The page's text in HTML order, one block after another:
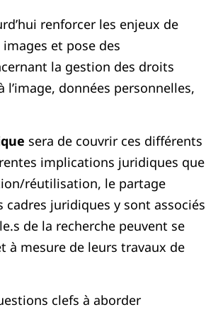
renforcer les enjeux de
et pose des
la gestion des droits
l’image, données personnelles,
sera de couvrir ces différents
implications juridiques que
réutilisation, le partage
cadres juridiques y sont associés
de la recherche peuvent se
à mesure de leurs travaux de
clefs à aborder